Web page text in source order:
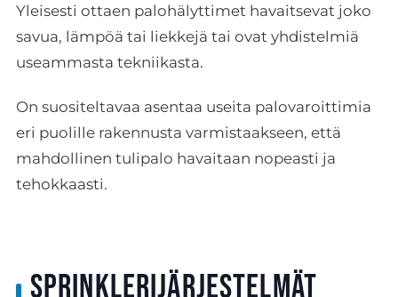
Yleisesti ottaen palohälyttimet havaitsevat joko
savua, lämpöä tai liekkejä tai ovat yhdistelmiä
useammasta tekniikasta.
On suositeltavaa asentaa useita palovaroittimia
eri puolille rakennusta varmistaakseen, että
mahdollinen tulipalo havaitaan nopeasti ja
tehokkaasti.
Sprinklerijärjestelmät